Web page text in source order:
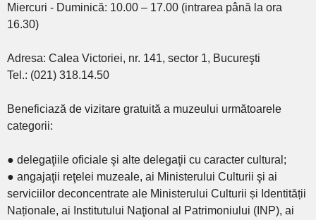
Miercuri - Duminică: 10.00 – 17.00 (intrarea până la ora
16.30)
Adresa: Calea Victoriei, nr. 141, sector 1, Bucureşti
Tel.: (021) 318.14.50
Beneficiază de vizitare gratuită a muzeului următoarele
categorii:
● delegaţiile oficiale şi alte delegaţii cu caracter cultural;
● angajaţii reţelei muzeale, ai Ministerului Culturii şi ai
serviciilor deconcentrate ale Ministerului Culturii și Identității
Naționale, ai Institutului Naţional al Patrimoniului (INP), ai